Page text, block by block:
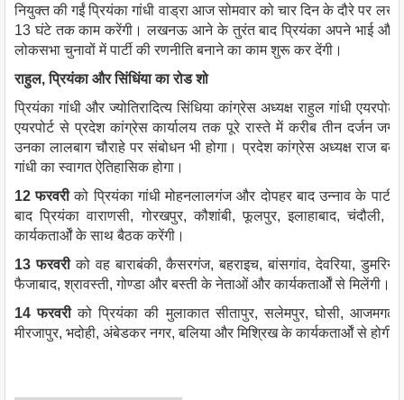
नियुक्त की गईं प्रियंका गांधी वाड्रा आज सोमवार को चार दिन के दौरे पर
13 घंटे तक काम करेंगी। लखनऊ आने के तुरंत बाद प्रियंका अपने भाई और
लोकसभा चुनावों में पार्टी की रणनीति बनाने का काम शुरू कर देंगी।
राहुल, प्रियंका और सिंधिंया का रोड शो
प्रियंका गांधी और ज्योतिरादित्य सिंधिया कांग्रेस अध्यक्ष राहुल गांधी
एयरपोर्ट से प्रदेश कांग्रेस कार्यालय तक पूरे रास्ते में करीब तीन दर्जन
उनका लालबाग चौराहे पर संबोधन भी होगा। प्रदेश कांग्रेस अध्यक्ष राज
गांधी का स्वागत ऐतिहासिक होगा।
12 फरवरीको प्रियंका गांधी मोहनलालगंज और दोपहर बाद उन्नाव के
बाद प्रियंका वाराणसी, गोरखपुर, कौशांबी, फूलपुर, इलाहाबाद,
कार्यकतार्ओं के साथ बैठक करेंगी।
13 फरवरीको वह बाराबंकी, कैसरगंज, बहराइच, बांसगांव, देवरिया,
फैजाबाद, श्रावस्ती, गोण्डा और बस्ती के नेताओं और कार्यकतार्ओं से मिलेंगी।
14 फरवरीको प्रियंका की मुलाकात सीतापुर, सलेमपुर, घोसी, आजमगढ़,
मीरजापुर, भदोही, अंबेडकर नगर, बलिया और मिश्रिख के कार्यकतार्ओं से होगी।